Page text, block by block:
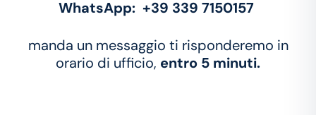
WhatsApp: +39 339 7150157
manda un messaggio ti risponderemo in
orario di ufficio, entro 5 minuti.